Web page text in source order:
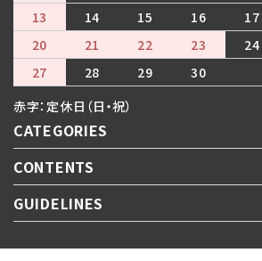
13
14 15 16 17
20
21 22 23 24
27
28 29
30
赤字：定休日（日・祝）
CATEGORIES
CONTENTS
GUIDELINES